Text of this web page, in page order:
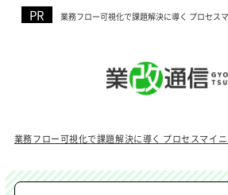
業務フロー可視化で課題解決に導く プロセス
業務フロー可視化で課題解決に導く プロセスマイ